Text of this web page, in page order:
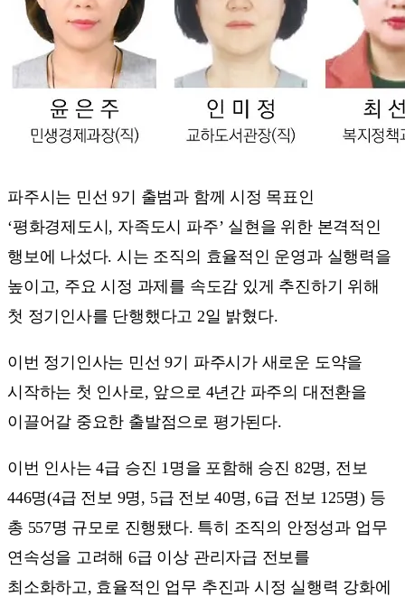
파주시는 민선 9기 출범과 함께 시정 목표인
‘평화경제도시, 자족도시 파주’ 실현을 위한 본격적인
행보에 나섰다. 시는 조직의 효율적인 운영과 실행력을
높이고, 주요 시정 과제를 속도감 있게 추진하기 위해
첫 정기인사를 단행했다고 2일 밝혔다.
이번 정기인사는 민선 9기 파주시가 새로운 도약을
시작하는 첫 인사로, 앞으로 4년간 파주의 대전환을
이끌어갈 중요한 출발점으로 평가된다.
이번 인사는 4급 승진 1명을 포함해 승진 82명, 전보
446명(4급 전보 9명, 5급 전보 40명, 6급 전보 125명) 등
총 557명 규모로 진행됐다. 특히 조직의 안정성과 업무
연속성을 고려해 6급 이상 관리자급 전보를
최소화하고, 효율적인 업무 추진과 시정 실행력 강화에